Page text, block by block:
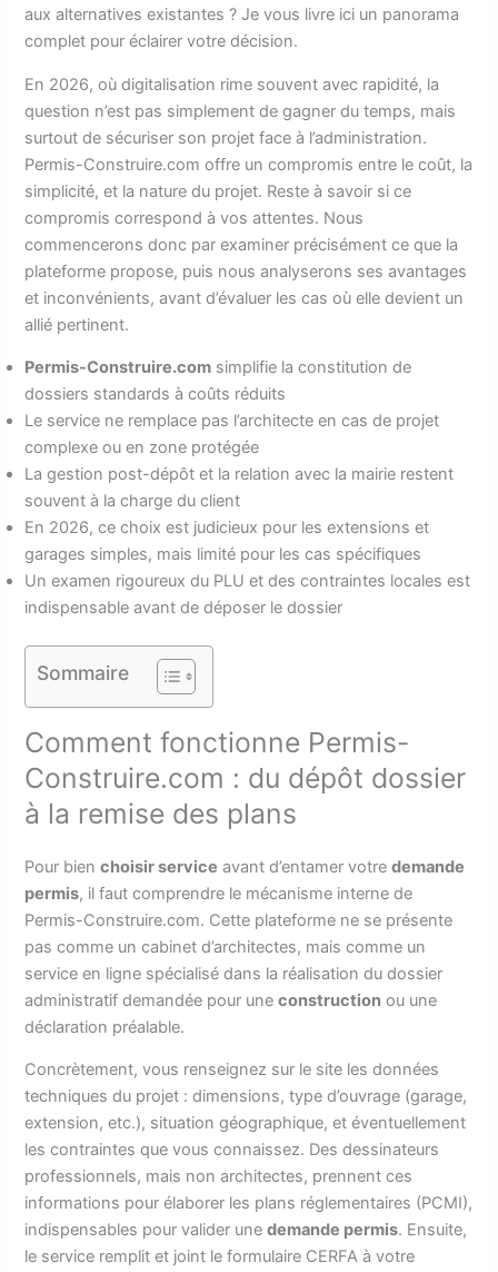
aux alternatives existantes ? Je vous livre ici un panorama
complet pour éclairer votre décision.
En 2026, où digitalisation rime souvent avec rapidité, la
question n’est pas simplement de gagner du temps, mais
surtout de sécuriser son projet face à l’administration.
Permis-Construire.com offre un compromis entre le coût, la
simplicité, et la nature du projet. Reste à savoir si ce
compromis correspond à vos attentes. Nous
commencerons donc par examiner précisément ce que la
plateforme propose, puis nous analyserons ses avantages
et inconvénients, avant d’évaluer les cas où elle devient un
allié pertinent.
Permis-Construire.com simplifie la constitution de
dossiers standards à coûts réduits
Le service ne remplace pas l’architecte en cas de projet
complexe ou en zone protégée
La gestion post-dépôt et la relation avec la mairie restent
souvent à la charge du client
En 2026, ce choix est judicieux pour les extensions et
garages simples, mais limité pour les cas spécifiques
Un examen rigoureux du PLU et des contraintes locales est
indispensable avant de déposer le dossier
Sommaire
Comment fonctionne Permis-
Construire.com : du dépôt dossier
à la remise des plans
Pour bienchoisir service avant d’entamer votredemande
permis, il faut comprendre le mécanisme interne de
Permis-Construire.com. Cette plateforme ne se présente
pas comme un cabinet d’architectes, mais comme un
service en ligne spécialisé dans la réalisation du dossier
administratif demandée pour uneconstruction ou une
déclaration préalable.
Concrètement, vous renseignez sur le site les données
techniques du projet : dimensions, type d’ouvrage (garage,
extension, etc.), situation géographique, et éventuellement
les contraintes que vous connaissez. Des dessinateurs
professionnels, mais non architectes, prennent ces
informations pour élaborer les plans réglementaires (PCMI),
indispensables pour valider unedemande permis. Ensuite,
le service remplit et joint le formulaire CERFA à votre